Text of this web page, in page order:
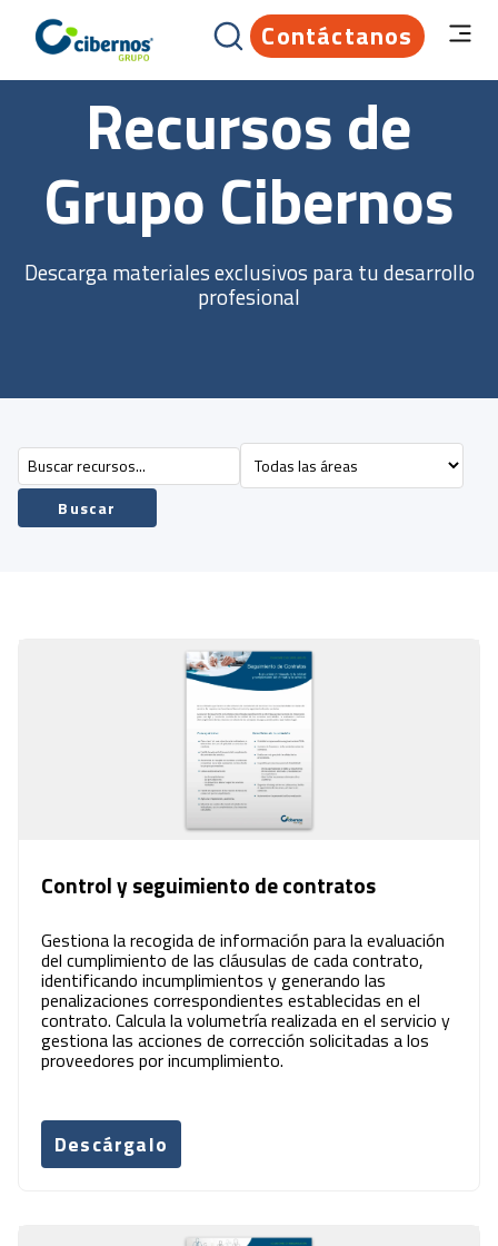
Contáctanos
Recursos de
Grupo Cibernos
Descarga materiales exclusivos para tu desarrollo
profesional
Buscar
Control y seguimiento de contratos
Gestiona la recogida de información para la evaluación
del cumplimiento de las cláusulas de cada contrato,
identificando incumplimientos y generando las
penalizaciones correspondientes establecidas en el
contrato. Calcula la volumetría realizada en el servicio y
gestiona las acciones de corrección solicitadas a los
proveedores por incumplimiento.
Descárgalo